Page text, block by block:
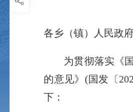
各乡（镇）人民政
为贯彻落实《国
的意见》(国发〔
下：